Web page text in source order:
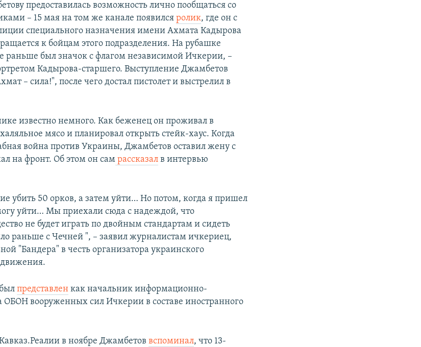
предоставилась возможность лично пообщаться со
– 15 мая на том же канале появилсяролик, где он с
специального назначения имени Ахмата Кадырова
к бойцам этого подразделения. На рубашке
раньше был значок с флагом независимой Ичкерии, –
Кадырова-старшего. Выступление Джамбетов
– сила!", после чего достал пистолет и выстрелил в
известно немного. Как беженец он проживал в
мясо и планировал открыть стейк-хаус. Когда
война против Украины, Джамбетов оставил жену с
на фронт. Об этом он сам рассказал в интервью
убить 50 орков, а затем уйти… Но потом, когда я пришел
уйти… Мы приехали сюда с надеждой, что
не будет играть по двойным стандартам и сидеть
раньше с Чечней ", – заявил журналистам ичкериец,
"Бандера" в честь организатора украинского
движения.
былпредставлен как начальник информационно-
ОБОН вооруженных сил Ичкерии в составе иностранного
в ноябре Джамбетоввспоминал, что 13-